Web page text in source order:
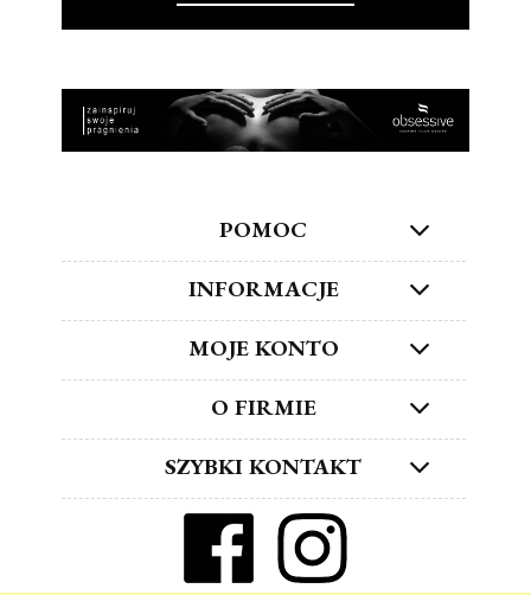
POMOC
INFORMACJE
MOJE KONTO
O FIRMIE
SZYBKI KONTAKT